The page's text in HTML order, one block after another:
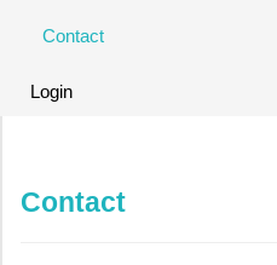
Contact
Login
Contact